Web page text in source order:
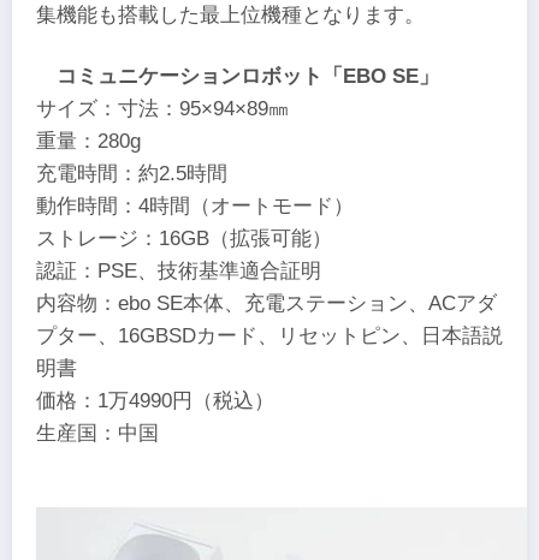
集機能も搭載した最上位機種となります。
コミュニケーションロボット「EBO SE」
サイズ：寸法：95×94×89㎜
重量：280g
充電時間：約2.5時間
動作時間：4時間（オートモード）
ストレージ：16GB（拡張可能）
認証：PSE、技術基準適合証明
内容物：ebo SE本体、充電ステーション、ACアダ
プター、16GBSDカード、リセットピン、日本語説
明書
価格：1万4990円（税込）
生産国：中国